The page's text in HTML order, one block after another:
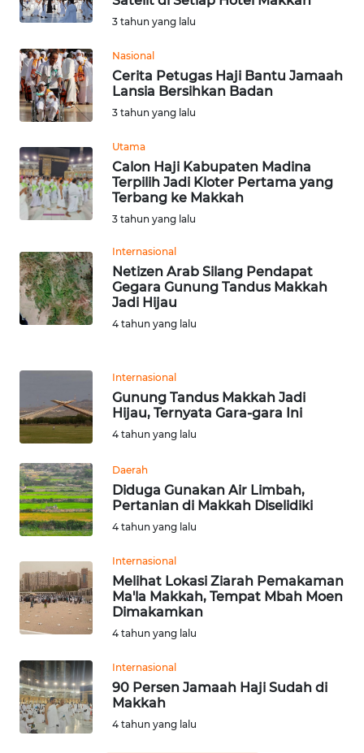
3 tahun yang lalu
Nasional
Cerita Petugas Haji Bantu Jamaah
Lansia Bersihkan Badan
3 tahun yang lalu
Utama
Calon Haji Kabupaten Madina
Terpilih Jadi Kloter Pertama yang
Terbang ke Makkah
3 tahun yang lalu
Internasional
Netizen Arab Silang Pendapat
Gegara Gunung Tandus Makkah
Jadi Hijau
4 tahun yang lalu
Internasional
Gunung Tandus Makkah Jadi
Hijau, Ternyata Gara-gara Ini
4 tahun yang lalu
Daerah
Diduga Gunakan Air Limbah,
Pertanian di Makkah Diselidiki
4 tahun yang lalu
Internasional
Melihat Lokasi Ziarah Pemakaman
Ma'la Makkah, Tempat Mbah Moen
Dimakamkan
4 tahun yang lalu
Internasional
90 Persen Jamaah Haji Sudah di
Makkah
4 tahun yang lalu
WN
PAPUA
WN
PAPUA
BARAT
WN
RIAU
WN
SERAMBI
WN
JAMBI
WN
NTB
WN
SULTENG
WN
SULBAR
WN
BABEL
WN
WN
SUMSEL